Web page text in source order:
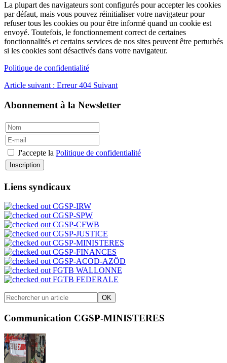
La plupart des navigateurs sont configurés pour accepter les cookies
par défaut, mais vous pouvez réinitialiser votre navigateur pour
refuser tous les cookies ou pour être informé quand un cookie est
envoyé. Toutefois, le fonctionnement correct de certaines
fonctionnalités et certains services de nos sites peuvent être perturbés
si les cookies sont désactivés dans votre navigateur.
Politique de confidentialité
Article suivant : Erreur 404 Suivant
Abonnement à la Newsletter
J'accepte la Politique de confidentialité
Inscription
Liens syndicaux
CGSP-IRW
CGSP-SPW
CGSP-CFWB
CGSP-JUSTICE
CGSP-MINISTERES
CGSP-FINANCES
CGSP-ACOD-AZÖD
FGTB WALLONNE
FGTB FEDERALE
OK
Communication CGSP-MINISTERES